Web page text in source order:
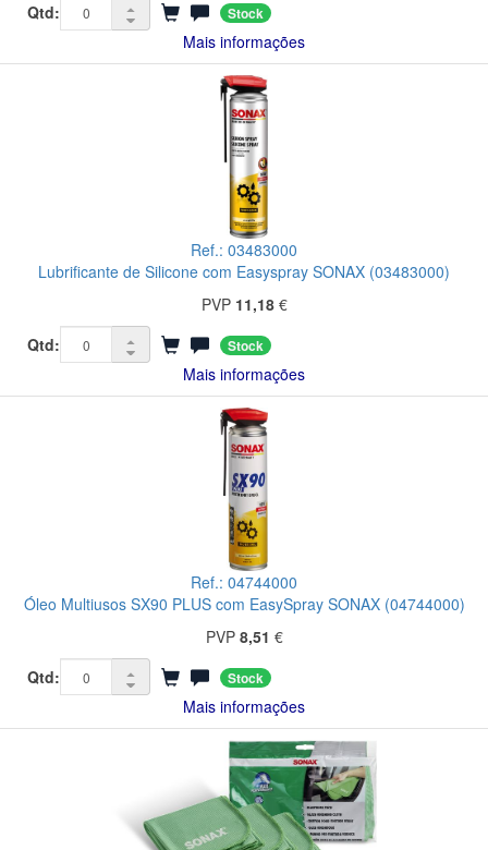
Qtd:
Stock
Mais informações
Ref.: 03483000
Lubrificante de Silicone com Easyspray SONAX (03483000)
PVP 11,18€
Qtd:
Stock
Mais informações
Ref.: 04744000
Óleo Multiusos SX90 PLUS com EasySpray SONAX (04744000)
PVP 8,51 €
Qtd:
Stock
Mais informações